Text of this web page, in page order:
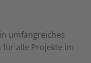
umfangreiches
alle Projekte im